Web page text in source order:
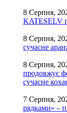
8 Серпня,
KATESELV
8 Серпня,
сучасне
8 Серпня,
продовжує
сучасне
7 Серпня,
рядками» –